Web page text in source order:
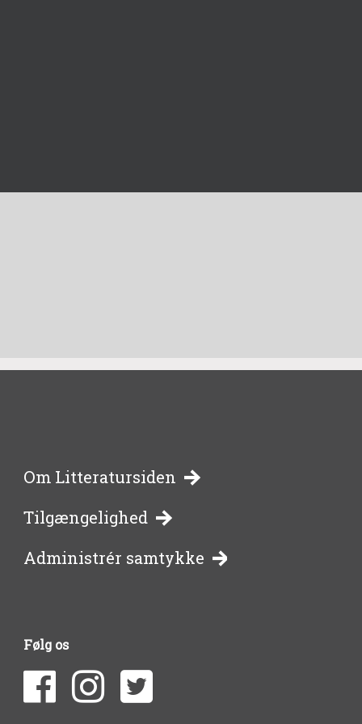
-
bibliotekernes
om
litteratur
Om Litteratursiden
Tilgængelighed
Administrér samtykke
Følg os